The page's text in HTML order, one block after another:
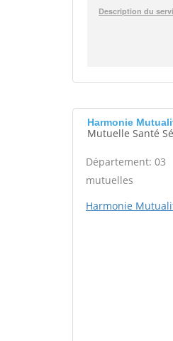
Harmonie
Mutuelle Santé
Département: 03
mutuelles
Harmonie